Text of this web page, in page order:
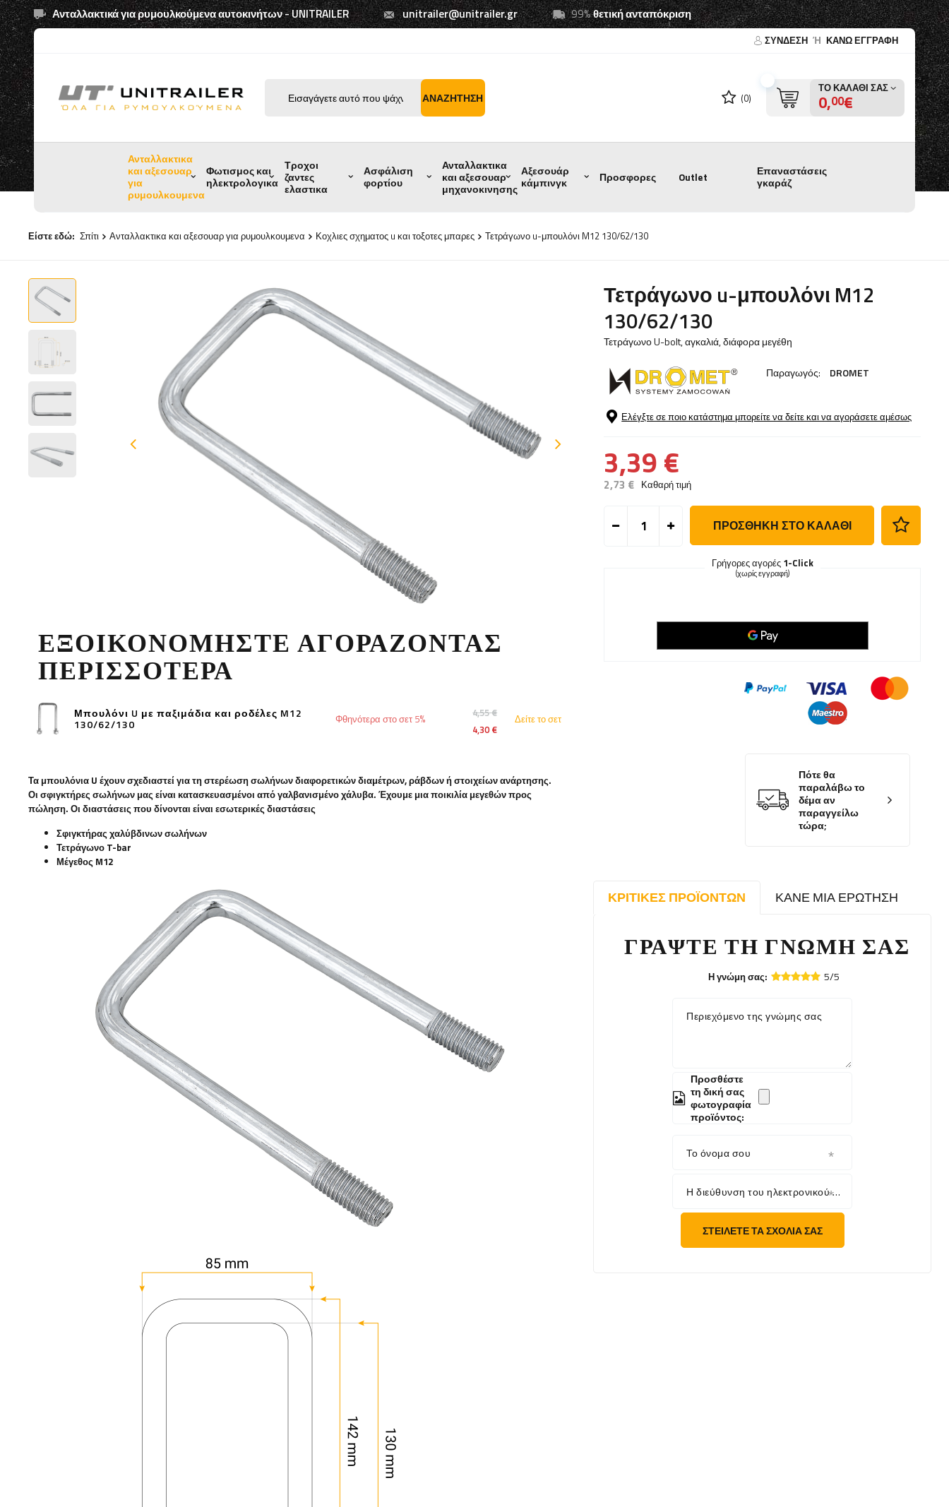
Ανταλλακτικά για ρυμουλκούμενα αυτοκινήτων - UNITRAILER unitrailer@unitrailer.gr 99%θετική ανταπόκριση
ΣΎΝΔΕΣΗ Ή ΚΑΝΩ ΕΓΓΡΑΦΗ
ΑΝΑΖΉΤΗΣΗ (0)
ΤΟ ΚΑΛΆΘΙ ΣΑΣ
0,00€
Ανταλλακτικα
και αξεσουαρ
για
ρυμουλκουμενα
Φωτισμος και
ηλεκτρολογικα
Τροχοι
ζαντες
ελαστικα
Ασφάλιση
φορτίου
Ανταλλακτικα
και αξεσουαρ
μηχανοκινησης
Αξεσουάρ
κάμπινγκ
Προσφορες Outlet
Επαναστάσεις
γκαράζ
Είστε εδώ: Σπίτι Ανταλλακτικα και αξεσουαρ για ρυμουλκουμενα Κοχλιες σχηματος u και τοξοτες μπαρες Τετράγωνο u-μπουλόνι M12 130/62/130
Τετράγωνο u-μπουλόνι M12
130/62/130
Τετράγωνο U-bolt, αγκαλιά, διάφορα μεγέθη
Παραγωγός: DROMET
Ελέγξτε σε ποιο κατάστημα μπορείτε να δείτε και να αγοράσετε αμέσως
3,39 €
2,73 € Καθαρή τιμή
ΠΡΟΣΘΉΚΗ ΣΤΟ ΚΑΛΆΘΙ
Γρήγορες αγορές 1-Click
(χωρίς εγγραφή)
Πότε θα
παραλάβω το
δέμα αν
παραγγείλω
τώρα;
ΚΡΙΤΙΚΈΣ ΠΡΟΪΌΝΤΩΝ ΚΆΝΕ ΜΙΑ ΕΡΏΤΗΣΗ
ΓΡΆΨΤΕ ΤΗ ΓΝΏΜΗ ΣΑΣ
Η γνώμη σας: 5/5
Περιεχόμενο της γνώμης σας
Προσθέστε
τη δική σας
φωτογραφία
προϊόντος:
Το όνομα σου
Η διεύθυνση του ηλεκτρονικού σου ταχυδρομείου
ΣΤΕΊΛΕΤΕ ΤΑ ΣΧΌΛΙΆ ΣΑΣ
ΕΞΟΙΚΟΝΟΜΉΣΤΕ ΑΓΟΡΆΖΟΝΤΑΣ
ΠΕΡΙΣΣΌΤΕΡΑ
Μπουλόνι U με παξιμάδια και ροδέλες M12
130/62/130
4,55 €
4,30 €
Φθηνότερα στο σετ 5% Δείτε το σετ
Τα μπουλόνια U έχουν σχεδιαστεί για τη στερέωση σωλήνων διαφορετικών διαμέτρων, ράβδων ή στοιχείων ανάρτησης.
Οι σφιγκτήρες σωλήνων μας είναι κατασκευασμένοι από γαλβανισμένο χάλυβα. Έχουμε μια ποικιλία μεγεθών προς
πώληση. Οι διαστάσεις που δίνονται είναι εσωτερικές διαστάσεις
Σφιγκτήρας χαλύβδινων σωλήνων
Τετράγωνο T-bar
Μέγεθος M12